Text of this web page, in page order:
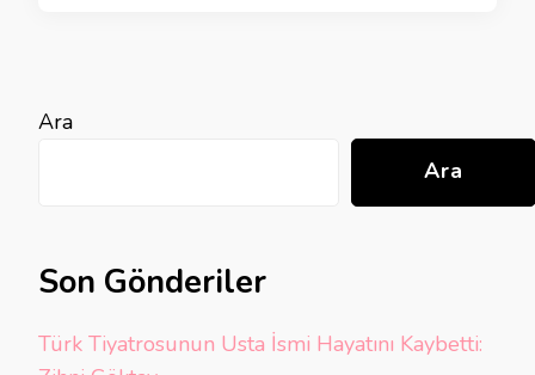
Ara
Ara
Son Gönderiler
Türk Tiyatrosunun Usta İsmi Hayatını Kaybetti: